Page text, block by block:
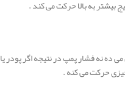
بیشتر به بالا حرکت می کند .
ده نه فشار پمپ در نتیجه اگر پودر یا
حرکت می کنه .